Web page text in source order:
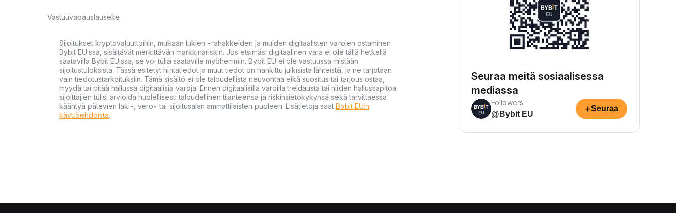
Vastuuvapauslauseke
Sijoitukset kryptovaluuttoihin, mukaan lukien -rahakkeiden ja muiden digitaalisten varojen ostaminen
Bybit EU:ssa, sisältävät merkittävän markkinariskin. Jos etsimäsi digitaalinen vara ei ole tällä hetkellä
saatavilla Bybit EU:ssa, se voi tulla saataville myöhemmin. Bybit EU ei ole vastuussa mistään
sijoitustuloksista. Tässä esitetyt hintatiedot ja muut tiedot on hankittu julkisista lähteistä, ja ne tarjotaan
vain tiedotustarkoituksiin. Tämä sisältö ei ole taloudellista neuvontaa eikä suositus tai tarjous ostaa,
myydä tai pitää hallussa digitaalisia varoja. Ennen digitaalisilla varoilla treidausta tai niiden hallussapitoa
sijoittajien tulisi arvioida huolellisesti taloudellinen tilanteensa ja riskinsietokykynsä sekä tarvittaessa
kääntyä pätevien laki-, vero- tai sijoitusalan ammattilaisten puoleen. Lisätietoja saat Bybit EU:n
käyttöehdoista.
Seuraa meitä sosiaalisessa
mediassa
Followers
@Bybit EU
+Seuraa